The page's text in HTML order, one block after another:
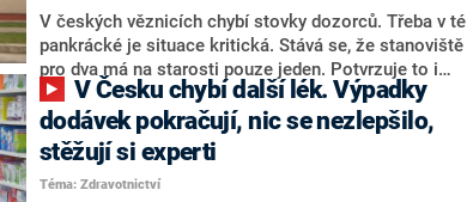
V českých věznicích chybí stovky dozorců. Třeba v té
pankrácké je situace kritická. Stává se, že stanoviště
pro dva má na starosti pouze jeden. Potvrzuje to i
samotné zařízení. Příslušníci vězeňské služby tvrdí, že
porušují pravidla o vnitřní bezpečnosti a hlavně, že se
v práci necítí dobře.
dodávek pokračují, nic se nezlepšilo,
stěžují si experti
Téma: Zdravotnictví